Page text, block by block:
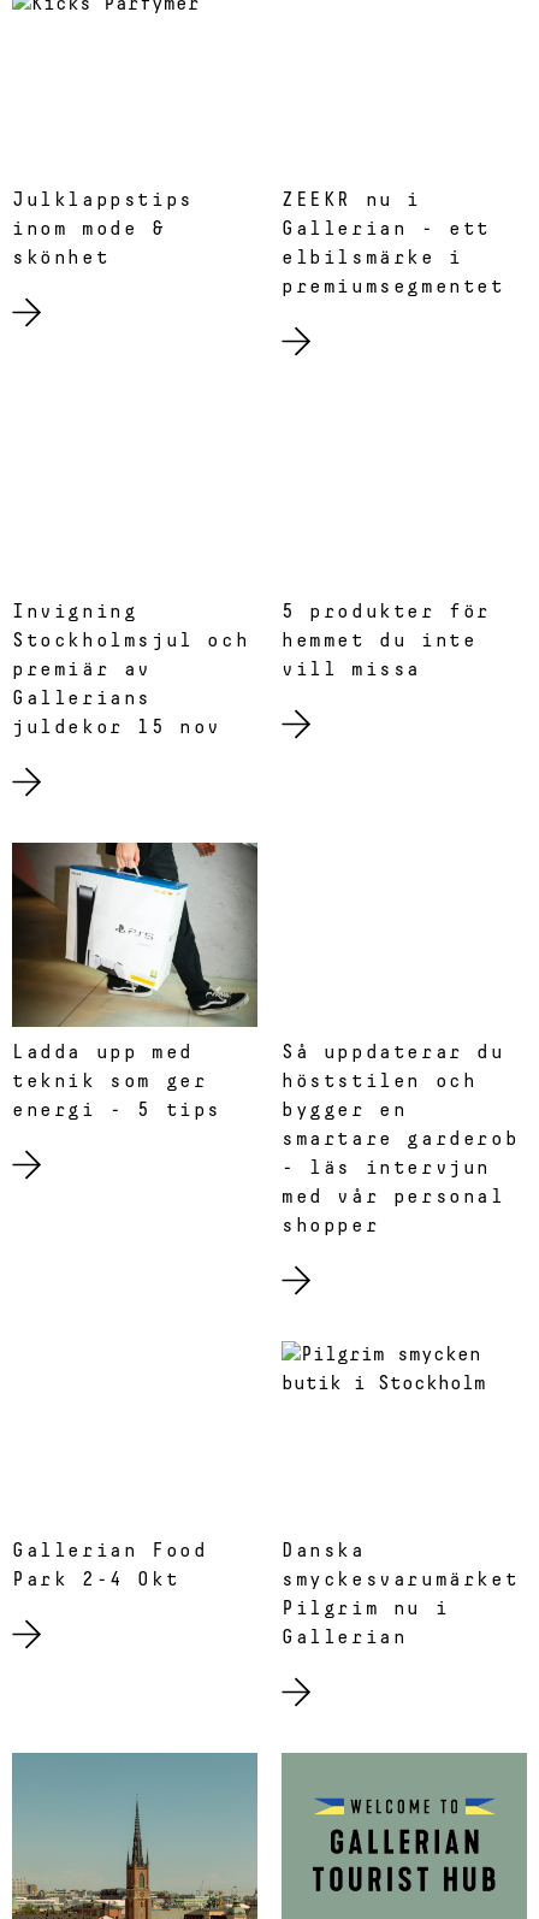
Julklappstips
inom mode &
skönhet
ZEEKR nu i
Gallerian - ett
elbilsmärke i
premiumsegmentet
Invigning
Stockholmsjul och
premiär av
Gallerians
juldekor 15 nov
5 produkter för
hemmet du inte
vill missa
Ladda upp med
teknik som ger
energi - 5 tips
Så uppdaterar du
höststilen och
bygger en
smartare garderob
- läs intervjun
med vår personal
shopper
Gallerian Food
Park 2-4 Okt
Danska
smyckesvarumärket
Pilgrim nu i
Gallerian